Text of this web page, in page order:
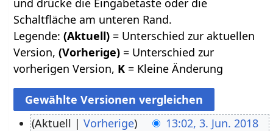
und drücke die Eingabetaste oder die
Schaltfläche am unteren Rand.
Legende:(Aktuell) = Unterschied zur aktuellen
Version,(Vorherige) = Unterschied zur
vorherigen Version, K = Kleine Änderung
Aktuell Vorherige
13:02, 3. Jun. 2018